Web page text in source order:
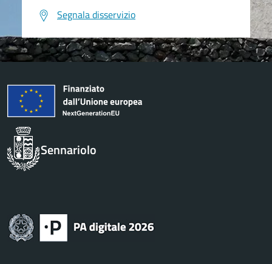
Segnala disservizio
Sennariolo